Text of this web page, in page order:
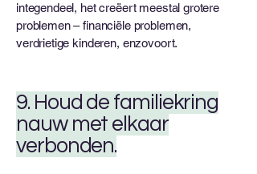
integendeel, het creëert meestal grotere
problemen – financiële problemen,
verdrietige kinderen, enzovoort.
9. Houd de familiekring
nauw met elkaar
verbonden.